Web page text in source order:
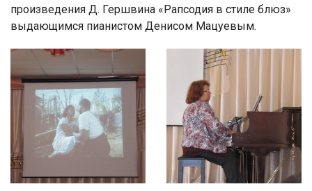
произведения Д. Гершвина «Рапсодия в стиле блюз»
выдающимся пианистом Денисом Мацуевым.